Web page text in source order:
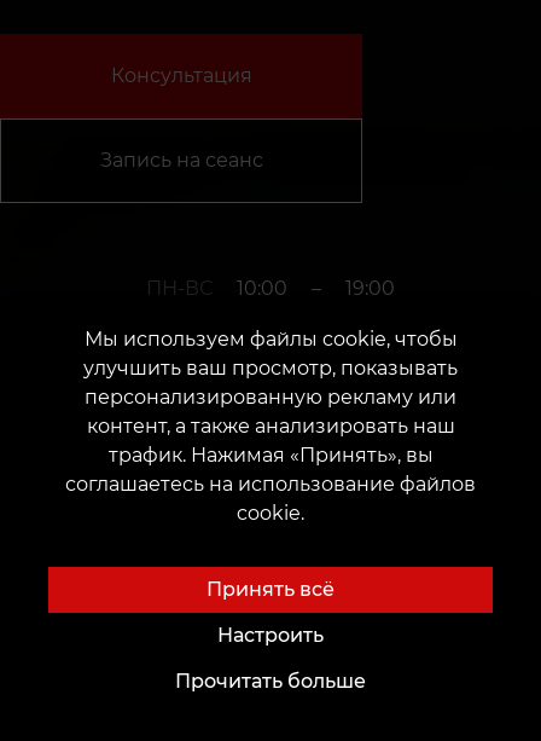
г. Черкассы
улица Смилянская, 76
Дата открытия: 15 сентября 2017 г.
Консультация
Запись на сеанс
ПН-ВС 10:00 – 19:00
+380952011108
Мы используем файлы cookie, чтобы
улучшить ваш просмотр, показывать
персонализированную рекламу или
контент, а также анализировать наш
трафик. Нажимая «Принять», вы
соглашаетесь на использование файлов
cookie.
Принять всё
Настроить
Прочитать больше